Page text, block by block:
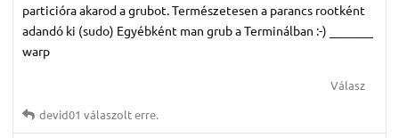
particióra akarod a grubot. Természetesen a parancs rootként
adandó ki (sudo) Egyébként man grub a Terminálban :-) _______
warp
Válasz
devid01 válaszolt erre.